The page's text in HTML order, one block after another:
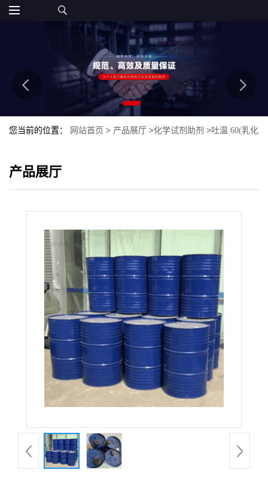
您当前的位置： 网站首页 > 产品展厅 >化学试剂助剂 >吐温 60(乳化
产品展厅